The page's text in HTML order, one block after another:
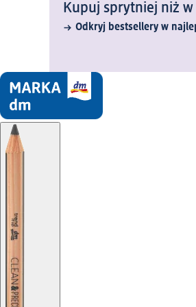
Kupuj sprytniej niż
Odkryj bestsellery w